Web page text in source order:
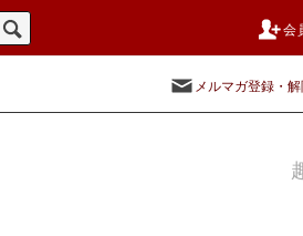
会
メルマガ登録・